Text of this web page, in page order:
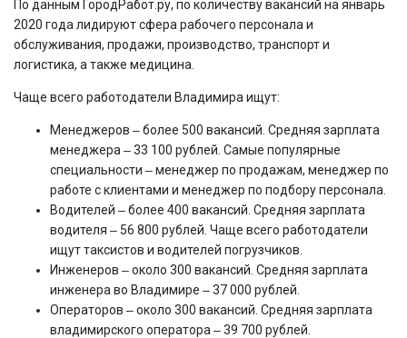
По данным ГородРабот.ру, по количеству вакансий на январь
2020 года лидируют сфера рабочего персонала и
обслуживания, продажи, производство, транспорт и
логистика, а также медицина.
Чаще всего работодатели Владимира ищут:
Менеджеров ‒ более 500 вакансий. Средняя зарплата
менеджера ‒ 33 100 рублей. Самые популярные
специальности ‒ менеджер по продажам, менеджер по
работе с клиентами и менеджер по подбору персонала.
Водителей ‒ более 400 вакансий. Средняя зарплата
водителя ‒ 56 800 рублей. Чаще всего работодатели
ищут таксистов и водителей погрузчиков.
Инженеров ‒ около 300 вакансий. Средняя зарплата
инженера во Владимире ‒ 37 000 рублей.
Операторов ‒ около 300 вакансий. Средняя зарплата
владимирского оператора ‒ 39 700 рублей.